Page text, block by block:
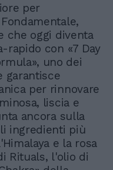
per
che oggi diventa
rapido con «7 Day
uno dei
garantisce
per rinnovare
liscia e
ancora sulla
ingredienti più
e la rosa
Rituals, l'olio di